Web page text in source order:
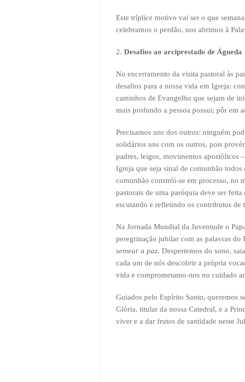
Este tríplice motivo vai ser o que
celebramos o perdão, nos abrimos à
2. Desafios ao arciprestado de Águeda
No encerramento da visita pastoral às
desafios para a nossa vida em Igreja:
caminhos de Evangelho que sejam de
mais profundo a pessoa possui; pôr em
Precisamos uns dos outros: ninguém
solidários uns com os outros, pois
padres, leigos, movimentos apostólicos
Igreja que seja sinal de comunhão todos
comunhão constrói-se em processo, no
pastorais de uma paróquia deve ser
escutando e refletindo os contributos de
Na Jornada Mundial da Juventude o
peregrinação jubilar com as palavras do
semear a paz. Despertemos do sono,
cada um de nós descobrir a própria
vida e comprometamo-nos no cuidado
Guiados pelo Espírito Santo, queremos
Glória, titular da nossa Catedral, e a
viver e a dar frutos de santidade neste